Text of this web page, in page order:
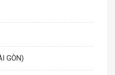
GÒN)